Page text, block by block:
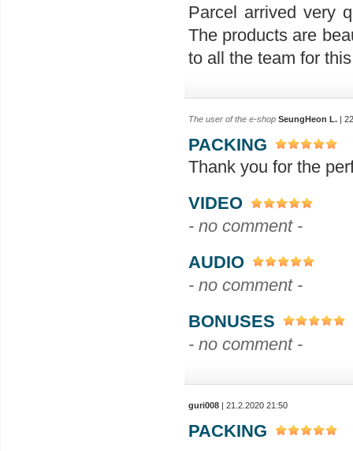
Parcel arrived very
The products are
to all the team for
The user of the e-shop SeungHeon L. |
PACKING
Thank you for the
VIDEO
- no comment -
AUDIO
- no comment -
BONUSES
- no comment -
guri008 | 21.2.2020 21:50
PACKING